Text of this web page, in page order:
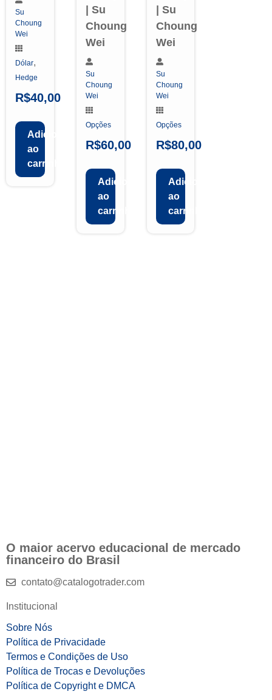
Su
Choung
Wei
Dólar,
Hedge
R$40,00
Adicionar
ao
carrinho
| Su
Choung
Wei
Su
Choung
Wei
Opções
R$60,00
Adicionar
ao
carrinho
| Su
Choung
Wei
Su
Choung
Wei
Opções
R$80,00
Adicionar
ao
carrinho
O maior acervo educacional de mercado
financeiro do Brasil
contato@catalogotrader.com
Institucional
Sobre Nós
Política de Privacidade
Termos e Condições de Uso
Política de Trocas e Devoluções
Política de Copyright e DMCA